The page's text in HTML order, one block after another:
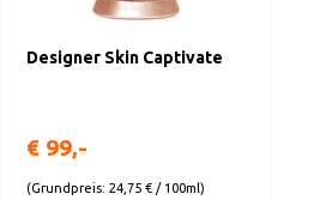
Designer Skin Captivate
€ 99,-
(Grundpreis: 24,75 € / 100ml)